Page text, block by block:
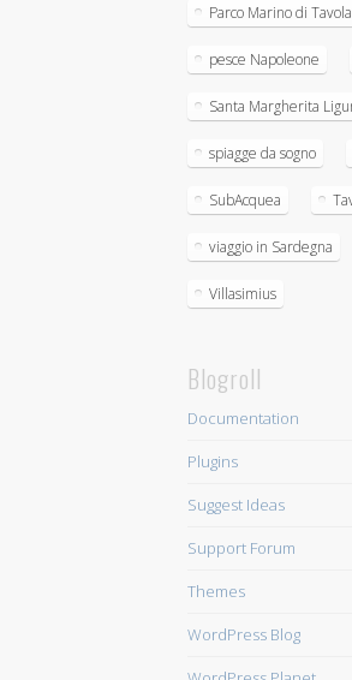
Parco Marino di
pesce Napoleone
Santa Margherita
spiagge da sogno
SubAcquea
viaggio in Sardegna
Villasimius
Blogroll
Documentation
Plugins
Suggest Ideas
Support Forum
Themes
WordPress Blog